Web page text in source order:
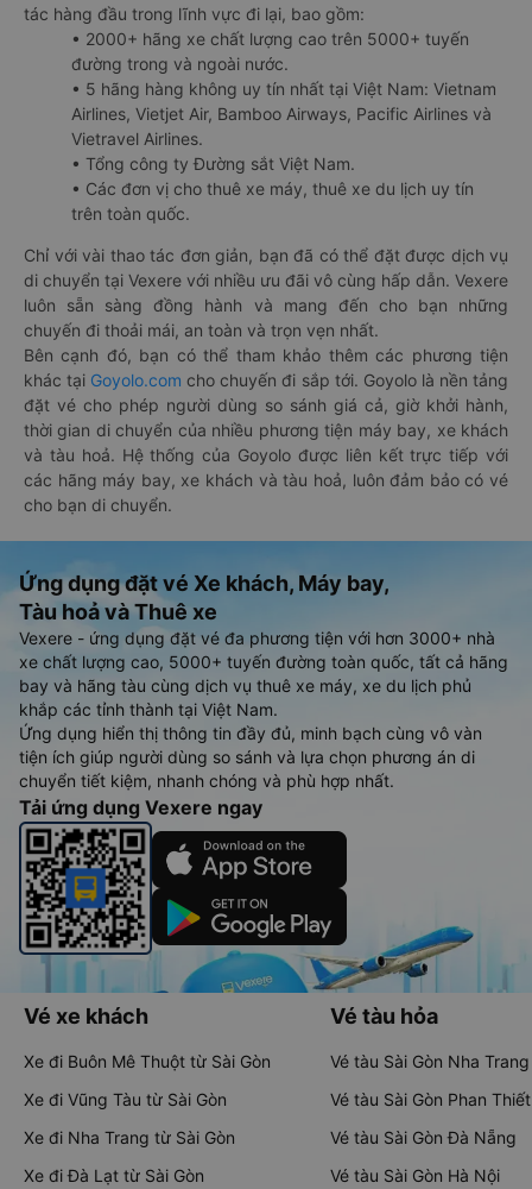
tác hàng đầu trong lĩnh vực đi lại, bao gồm:
• 2000+ hãng xe chất lượng cao trên 5000+ tuyến
đường trong và ngoài nước.
• 5 hãng hàng không uy tín nhất tại Việt Nam: Vietnam
Airlines, Vietjet Air, Bamboo Airways, Pacific Airlines và
Vietravel Airlines.
• Tổng công ty Đường sắt Việt Nam.
• Các đơn vị cho thuê xe máy, thuê xe du lịch uy tín
trên toàn quốc.
Chỉ với vài thao tác đơn giản, bạn đã có thể đặt được dịch vụ
di chuyển tại Vexere với nhiều ưu đãi vô cùng hấp dẫn. Vexere
luôn sẵn sàng đồng hành và mang đến cho bạn những
chuyến đi thoải mái, an toàn và trọn vẹn nhất.
Bên cạnh đó, bạn có thể tham khảo thêm các phương tiện
khác tại Goyolo.com cho chuyến đi sắp tới. Goyolo là nền tảng
đặt vé cho phép người dùng so sánh giá cả, giờ khởi hành,
thời gian di chuyển của nhiều phương tiện máy bay, xe khách
và tàu hoả. Hệ thống của Goyolo được liên kết trực tiếp với
các hãng máy bay, xe khách và tàu hoả, luôn đảm bảo có vé
cho bạn di chuyển.
Ứng dụng đặt vé Xe khách, Máy bay,
Tàu hoả và Thuê xe
Vexere - ứng dụng đặt vé đa phương tiện với hơn 3000+ nhà
xe chất lượng cao, 5000+ tuyến đường toàn quốc, tất cả hãng
bay và hãng tàu cùng dịch vụ thuê xe máy, xe du lịch phủ
khắp các tỉnh thành tại Việt Nam.
Ứng dụng hiển thị thông tin đầy đủ, minh bạch cùng vô vàn
tiện ích giúp người dùng so sánh và lựa chọn phương án di
chuyển tiết kiệm, nhanh chóng và phù hợp nhất.
Tải ứng dụng Vexere ngay
Vé xe khách
Xe đi Buôn Mê Thuột từ Sài Gòn
Xe đi Vũng Tàu từ Sài Gòn
Xe đi Nha Trang từ Sài Gòn
Xe đi Đà Lạt từ Sài Gòn
Vé tàu hỏa
Vé tàu Sài Gòn Nha Trang
Vé tàu Sài Gòn Phan Thiết
Vé tàu Sài Gòn Đà Nẵng
Vé tàu Sài Gòn Hà Nội